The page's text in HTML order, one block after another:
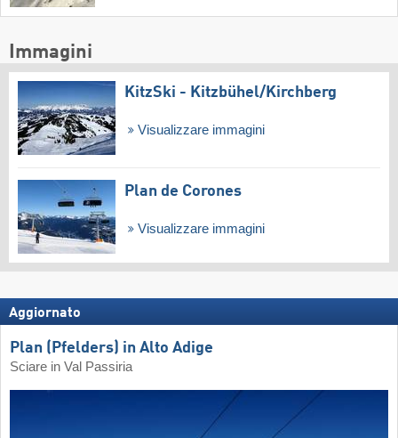
Immagini
KitzSki - Kitzbühel/​Kirchberg
Visualizzare immagini
Plan de Corones
Visualizzare immagini
Aggiornato
Plan (Pfelders) in Alto Adige
Sciare in Val Passiria